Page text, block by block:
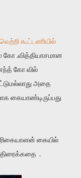
கூட்டணியில்
.வித்தியாசமான
கோ வில்
அதை
கையாண்டிருப்பது
கையில்
திரைக்கதை .